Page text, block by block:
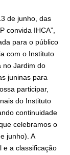
de junho, das
convida IHCA”,
para o público
com o Instituto
no Jardim do
juninas para
participar,
do Instituto
continuidade
celebramos o
junho). A
e a classificação